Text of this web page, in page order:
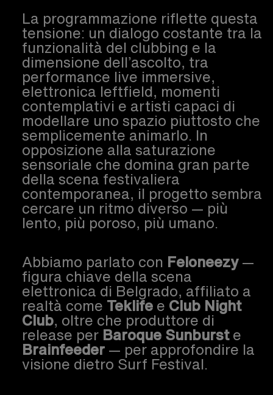
La programmazione riflette questa
tensione: un dialogo costante tra la
funzionalità del clubbing e la
dimensione dell’ascolto, tra
performance live immersive,
elettronica leftfield, momenti
contemplativi e artisti capaci di
modellare uno spazio piuttosto che
semplicemente animarlo. In
opposizione alla saturazione
sensoriale che domina gran parte
della scena festivaliera
contemporanea, il progetto sembra
cercare un ritmo diverso — più
lento, più poroso, più umano.
Abbiamo parlato con Feloneezy —
figura chiave della scena
elettronica di Belgrado, affiliato a
realtà come Teklife e Club Night
Club, oltre che produttore di
release per Baroque Sunburste
Brainfeeder — per approfondire la
visione dietro Surf Festival.